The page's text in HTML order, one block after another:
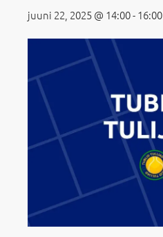
juuni 22, 2025 @ 14:00-16:00